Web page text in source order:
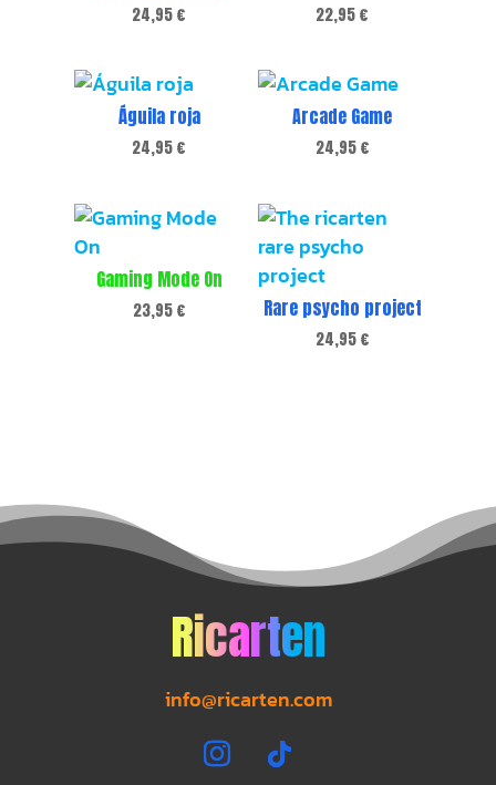
24,95€ 22,95€
Águila roja
24,95€
Arcade Game
24,95€
Gaming Mode On
23,95€ Rare psycho project
24,95€
Ricarten
info@ricarten.com